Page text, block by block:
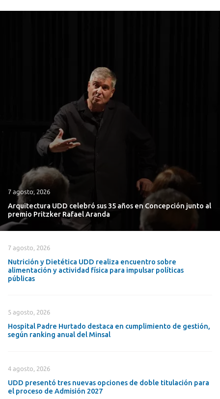
7 agosto, 2026
Arquitectura UDD celebró sus 35 años en Concepción junto al
premio Pritzker Rafael Aranda
7 agosto, 2026
Nutrición y Dietética UDD realiza encuentro sobre
alimentación y actividad física para impulsar políticas
públicas
5 agosto, 2026
Hospital Padre Hurtado destaca en cumplimiento de gestión,
según ranking anual del Minsal
4 agosto, 2026
UDD presentó tres nuevas opciones de doble titulación para
el proceso de Admisión 2027